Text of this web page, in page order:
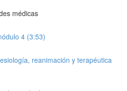
médicas
4 (3:53)
reanimación y terapéutica